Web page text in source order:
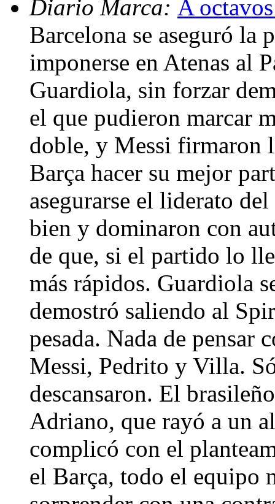
Diario Marca: A
Barcelona se aseguró la
imponerse en Atenas al
Guardiola, sin forzar
el que pudieron marcar
doble, y Messi firmaron
Barça hacer su mejor
asegurarse el liderato
bien y dominaron con
de que, si el partido lo
más rápidos. Guardiola
demostró saliendo al
pesada. Nada de pensar
Messi, Pedrito y Villa.
descansaron. El
Adriano, que rayó a un
complicó con el
el Barça, todo el equipo